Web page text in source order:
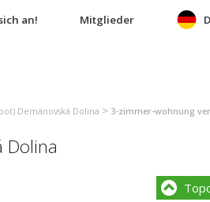
an! Mitglieder
Demänovská Dolina > 3-zimmer-wohnung verkauf
Dolina